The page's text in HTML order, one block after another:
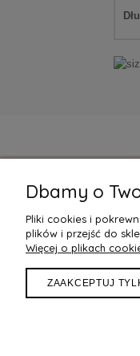
POMOC
Zwroty
Regulamin
Polityka
Reklamacje
Dbamy o
Pliki cookies i
plików i przejść do
Więcej o plikach
ZAAKCEPTUJ